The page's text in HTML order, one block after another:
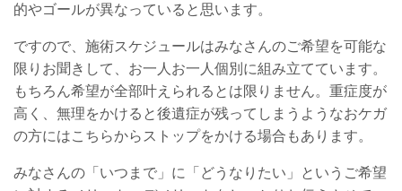
的やゴールが異なっていると思います。
ですので、施術スケジュールはみなさんのご希望を可能な
限りお聞きして、お一人お一人個別に組み立てています。
もちろん希望が全部叶えられるとは限りません。重症度が
高く、無理をかけると後遺症が残ってしまうようなおケガ
の方にはこちらからストップをかける場合もあります。
みなさんの「いつまで」に「どうなりたい」というご希望